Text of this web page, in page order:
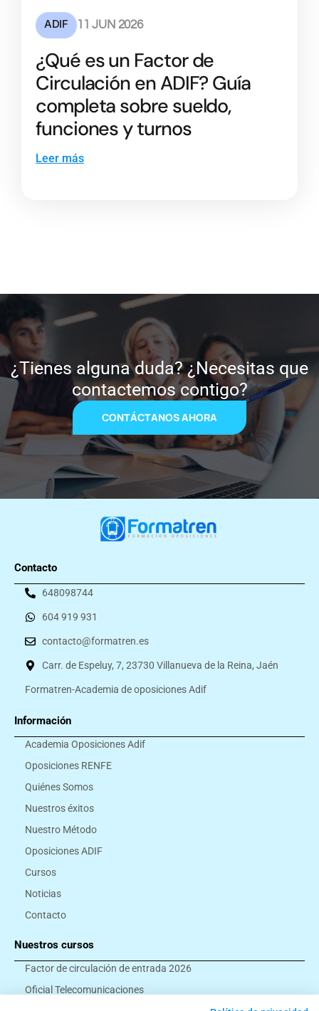
ADIF 11 JUN 2026
¿Qué es un Factor de
Circulación en ADIF? Guía
completa sobre sueldo,
funciones y turnos
Leer más
¿Tienes alguna duda? ¿Necesitas que
contactemos contigo?
CONTÁCTANOS AHORA
Contacto
648098744
604 919 931
contacto@formatren.es
Carr. de Espeluy, 7, 23730 Villanueva de la Reina, Jaén
Formatren-Academia de oposiciones Adif
Información
Academia Oposiciones Adif
Oposiciones RENFE
Quiénes Somos
Nuestros éxitos
Nuestro Método
Oposiciones ADIF
Cursos
Noticias
Contacto
Nuestros cursos
Factor de circulación de entrada 2026
Oficial Telecomunicaciones